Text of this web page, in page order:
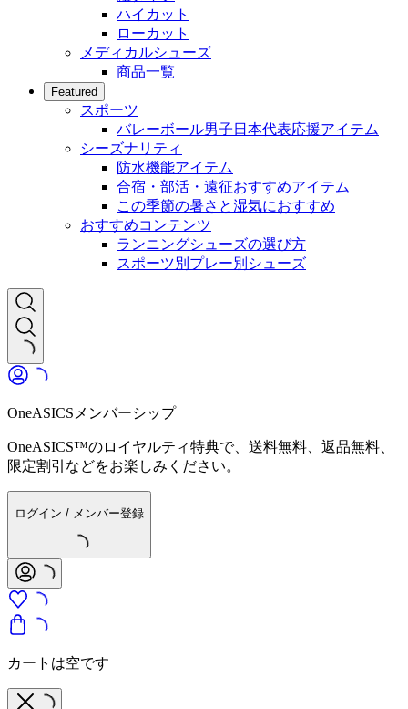
ハイカット
ローカット
メディカルシューズ
商品一覧
Featured
スポーツ
バレーボール男子日本代表応援アイテム
シーズナリティ
防水機能アイテム
合宿・部活・遠征おすすめアイテム
この季節の暑さと湿気におすすめ
おすすめコンテンツ
ランニングシューズの選び方
スポーツ別プレー別シューズ
OneASICSメンバーシップ
OneASICS™のロイヤルティ特典で、送料無料、返品無料、
限定割引などをお楽しみください。
ログイン / メンバー登録
カートは空です